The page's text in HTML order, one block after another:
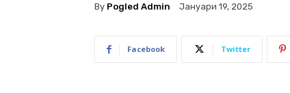
By Pogled Admin Јануари 19, 2025
Facebook Twitter